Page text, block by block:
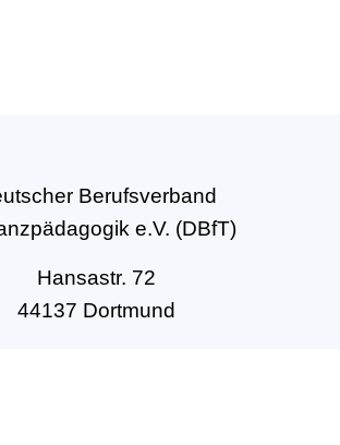
Berufsverband
e.V. (DBfT)
Hansastr. 72
44137 Dortmund